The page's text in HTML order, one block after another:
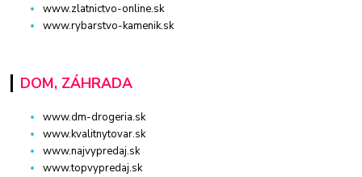
www.zlatnictvo-online.sk
www.rybarstvo-kamenik.sk
DOM, ZÁHRADA
www.dm-drogeria.sk
www.kvalitnytovar.sk
www.najvypredaj.sk
www.topvypredaj.sk